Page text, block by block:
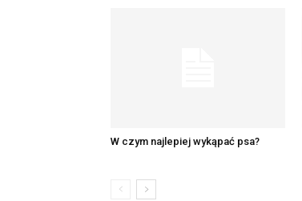
W czym najlepiej wykąpać psa?